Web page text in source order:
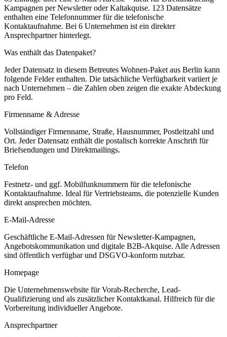
Kampagnen per Newsletter oder Kaltakquise. 123 Datensätze
enthalten eine Telefonnummer für die telefonische
Kontaktaufnahme. Bei 6 Unternehmen ist ein direkter
Ansprechpartner hinterlegt.
Was enthält das Datenpaket?
Jeder Datensatz in diesem Betreutes Wohnen-Paket aus Berlin kann
folgende Felder enthalten. Die tatsächliche Verfügbarkeit variiert je
nach Unternehmen – die Zahlen oben zeigen die exakte Abdeckung
pro Feld.
Firmenname & Adresse
Vollständiger Firmenname, Straße, Hausnummer, Postleitzahl und
Ort. Jeder Datensatz enthält die postalisch korrekte Anschrift für
Briefsendungen und Direktmailings.
Telefon
Festnetz- und ggf. Mobilfunknummern für die telefonische
Kontaktaufnahme. Ideal für Vertriebsteams, die potenzielle Kunden
direkt ansprechen möchten.
E-Mail-Adresse
Geschäftliche E-Mail-Adressen für Newsletter-Kampagnen,
Angebotskommunikation und digitale B2B-Akquise. Alle Adressen
sind öffentlich verfügbar und DSGVO-konform nutzbar.
Homepage
Die Unternehmenswebsite für Vorab-Recherche, Lead-
Qualifizierung und als zusätzlicher Kontaktkanal. Hilfreich für die
Vorbereitung individueller Angebote.
Ansprechpartner